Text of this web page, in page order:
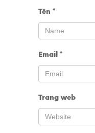
Tên *
Email *
Trang web